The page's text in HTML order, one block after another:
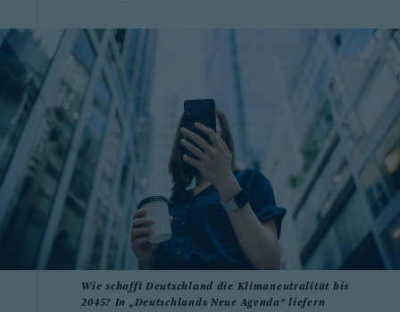
Wie schafft Deutschland die Klimaneutralität bis
2045? In „Deutschlands Neue Agenda“ liefern